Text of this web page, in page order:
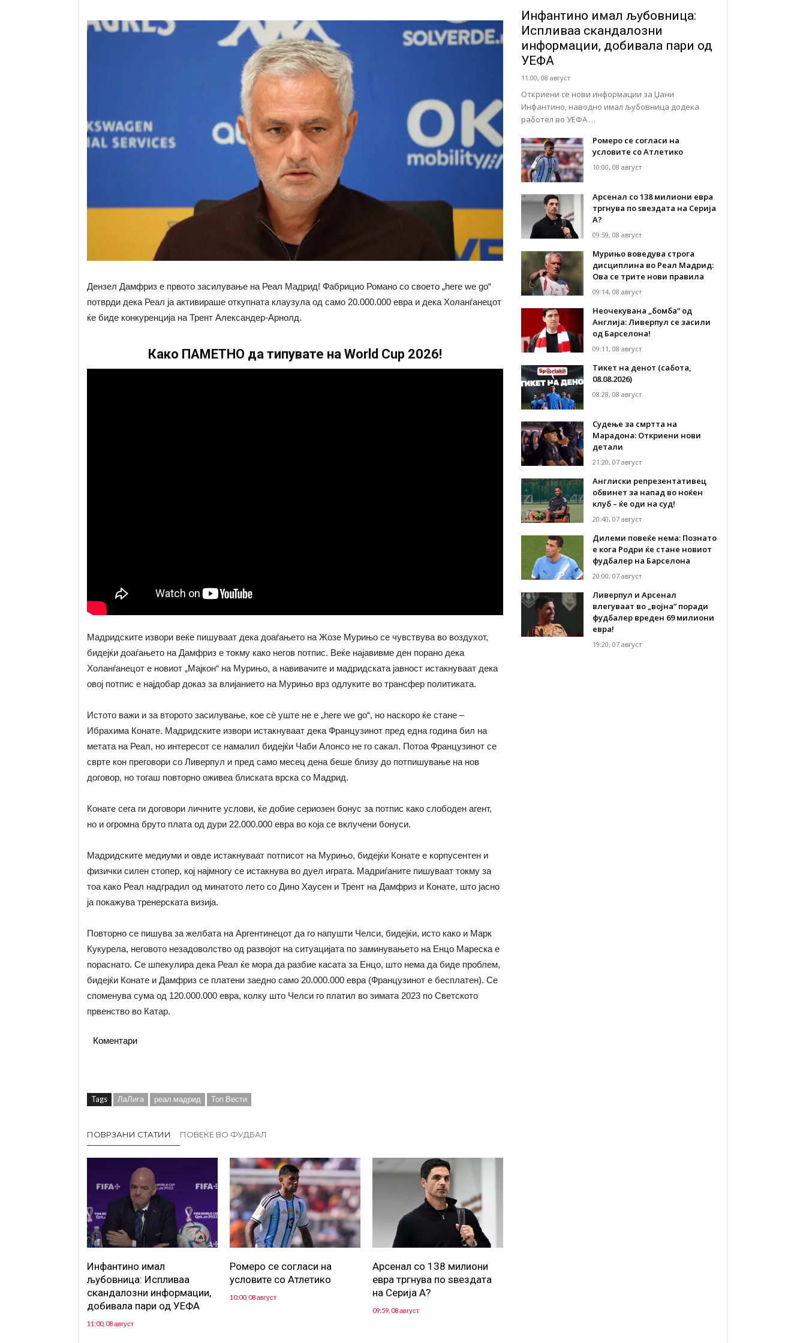
Дензел Дамфриз е првото засилување на Реал Мадрид! Фабрицио Романо со своето „here we go“
потврди дека Реал ја активираше откупната клаузула од само 20.000.000 евра и дека Холанѓанецот
ќе биде конкуренција на Трент Александер-Арнолд.
Како ПАМЕТНО да типувате на World Cup 2026!
Мадридските извори веќе пишуваат дека доаѓањето на Жозе Мурињо се чувствува во воздухот,
бидејќи доаѓањето на Дамфриз е токму како негов потпис. Веќе најавивме ден порано дека
Холанѓанецот е новиот „Мајкон“ на Мурињо, а навивачите и мадридската јавност истакнуваат дека
овој потпис е најдобар доказ за влијанието на Мурињо врз одлуките во трансфер политиката.
Истото важи и за второто засилување, кое сè уште не е „here we go“, но наскоро ќе стане –
Ибрахима Конате. Мадридските извори истакнуваат дека Французинот пред една година бил на
метата на Реал, но интересот се намалил бидејќи Чаби Алонсо не го сакал. Потоа Французинот се
сврте кон преговори со Ливерпул и пред само месец дена беше близу до потпишување на нов
договор, но тогаш повторно оживеа блиската врска со Мадрид.
Конате сега ги договори личните услови, ќе добие сериозен бонус за потпис како слободен агент,
но и огромна бруто плата од дури 22.000.000 евра во која се вклучени бонуси.
Мадридските медиуми и овде истакнуваат потписот на Мурињо, бидејќи Конате е корпусентен и
физички силен стопер, кој најмногу се истакнува во дуел играта. Мадриѓаните пишуваат токму за
тоа како Реал надградил од минатото лето со Дино Хаусен и Трент на Дамфриз и Конате, што јасно
ја покажува тренерската визија.
Повторно се пишува за желбата на Аргентинецот да го напушти Челси, бидејќи, исто како и Марк
Кукурела, неговото незадоволство од развојот на ситуацијата по заминувањето на Енцо Мареска е
пораснато. Се шпекулира дека Реал ќе мора да разбиe касата за Енцо, што нема да биде проблем,
бидејќи Конате и Дамфриз се платени заедно само 20.000.000 евра (Французинот е бесплатен). Се
споменува сума од 120.000.000 евра, колку што Челси го платил во зимата 2023 по Светското
првенство во Катар.
Коментари
Tags ЛаЛига реал мадрид Топ Вести
ПОВРЗАНИ СТАТИИ ПОВЕЌЕ ВО ФУДБАЛ
Инфантино имал
љубовница: Испливаа
скандалозни информации,
добивала пари од УЕФА
11:00, 08 август
Ромеро се согласи на
условите со Атлетико
10:00, 08 август
Арсенал со 138 милиони
евра тргнува по ѕвездата
на Серија А?
09:59, 08 август
Инфантино имал љубовница:
Испливаа скандалозни
информации, добивала пари од
УЕФА
11:00, 08 август
Откриени се нови информации за Џани
Инфантино, наводно имал љубовница додека
работел во УЕФА …
Ромеро се согласи на
условите со Атлетико
10:00, 08 август
Арсенал со 138 милиони евра
тргнува по ѕвездата на Серија
А?
09:59, 08 август
Мурињо воведува строга
дисциплина во Реал Мадрид:
Ова се трите нови правила
09:14, 08 август
Неочекувана „бомба“ од
Англија: Ливерпул се засили
од Барселона!
09:11, 08 август
Тикет на денот (сабота,
08.08.2026)
08:28, 08 август
Судење за смртта на
Марадона: Откриени нови
детали
21:20, 07 август
Англиски репрезентативец
обвинет за напад во ноќен
клуб – ќе оди на суд!
20:40, 07 август
Дилеми повеќе нема: Познато
е кога Родри ќе стане новиот
фудбалер на Барселона
20:00, 07 август
Ливерпул и Арсенал
влегуваат во „војна“ поради
фудбалер вреден 69 милиони
евра!
19:20, 07 август